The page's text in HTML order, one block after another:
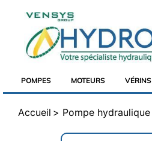
POMPES MOTEURS VÉRINS
Accueil Pompe hydraulique